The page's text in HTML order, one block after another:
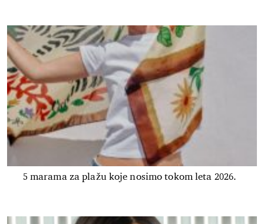
5 marama za plažu koje nosimo tokom leta 2026.